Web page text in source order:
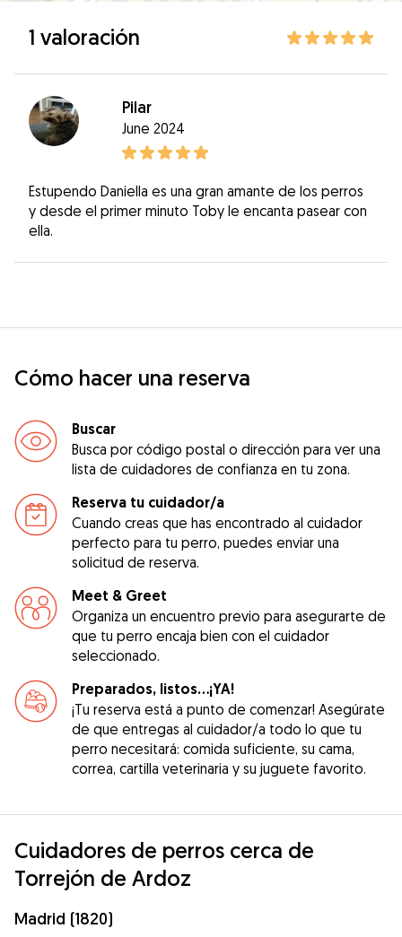
1 valoración
Pilar
June 2024
Estupendo Daniella es una gran amante de los perros
y desde el primer minuto Toby le encanta pasear con
ella.
Cómo hacer una reserva
Buscar
Busca por código postal o dirección para ver una
lista de cuidadores de confianza en tu zona.
Reserva tu cuidador/a
Cuando creas que has encontrado al cuidador
perfecto para tu perro, puedes enviar una
solicitud de reserva.
Meet & Greet
Organiza un encuentro previo para asegurarte de
que tu perro encaja bien con el cuidador
seleccionado.
Preparados, listos...¡YA!
¡Tu reserva está a punto de comenzar! Asegúrate
de que entregas al cuidador/a todo lo que tu
perro necesitará: comida suficiente, su cama,
correa, cartilla veterinaria y su juguete favorito.
Cuidadores de perros cerca de
Torrejón de Ardoz
Madrid (1820)